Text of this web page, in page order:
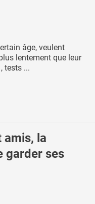
âge, veulent
lentement que leur
tests ...
amis, la
garder ses